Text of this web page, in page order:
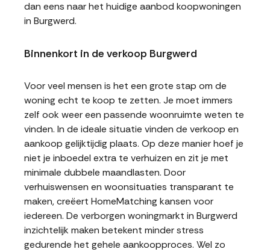
dan eens naar het huidige aanbod koopwoningen
in Burgwerd.
Binnenkort in de verkoop Burgwerd
Voor veel mensen is het een grote stap om de
woning echt te koop te zetten. Je moet immers
zelf ook weer een passende woonruimte weten te
vinden. In de ideale situatie vinden de verkoop en
aankoop gelijktijdig plaats. Op deze manier hoef je
niet je inboedel extra te verhuizen en zit je met
minimale dubbele maandlasten. Door
verhuiswensen en woonsituaties transparant te
maken, creëert HomeMatching kansen voor
iedereen. De verborgen woningmarkt in Burgwerd
inzichtelijk maken betekent minder stress
gedurende het gehele aankoopproces. Wel zo